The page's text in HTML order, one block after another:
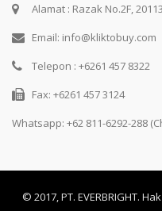
Alamat : Razak No.2F,
Email: info@kliktobuy.com
Telepon : +6261 457 8322
Fax: +6261 457 3124
Whatsapp: +62 811-6292-288
© 2017, PT. EVERBRIGHT.